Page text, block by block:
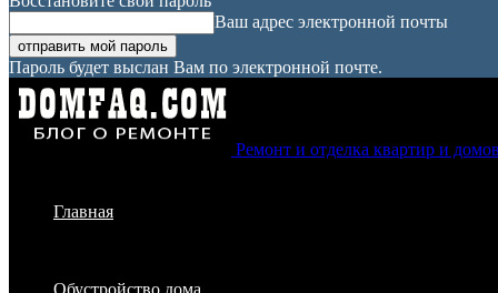
Ваш адрес электронной почты
Пароль будет выслан Вам по электронной почте.
Ремонт и отделка квартир и
Главная
Обустройство дома